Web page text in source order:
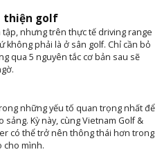
thiện golf
nhưng trên thực tế driving range
không phải là ở sân golf. Chỉ cần bỏ
qua 5 nguyên tắc cơ bản sau sẽ
những yếu tố quan trọng nhất để
Kỳ này, cùng Vietnam Golf &
có thể trở nên thông thái hơn trong
cho mình.